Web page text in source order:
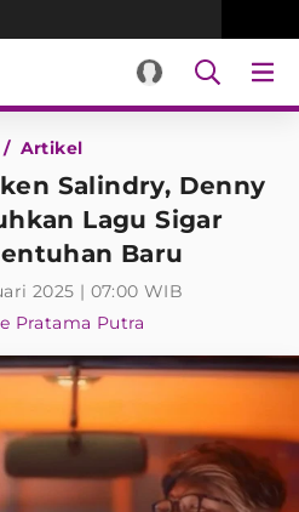
Artikel
Salindry, Denny
Lagu Sigar
Baru
2025 | 07:00 WIB
Pratama Putra